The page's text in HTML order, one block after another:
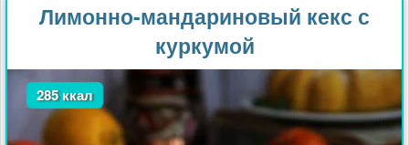
Лимонно-мандариновый кекс с
куркумой
285 ккал